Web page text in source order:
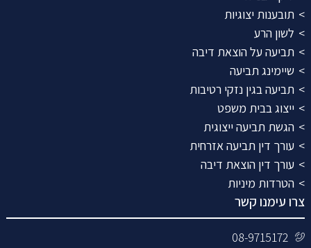
תובענות יצוגיות
לשון הרע
תביעה על הוצאת דיבה
שיימינג תביעה
תביעה בגין נזקי רטיבות
ייצוג בבית משפט
הגשת תביעה ייצוגית
עורך דין תביעה אזרחית
עורך דין הוצאת דיבה
הטרדות מיניות
צרו עימנו קשר
08-9715172